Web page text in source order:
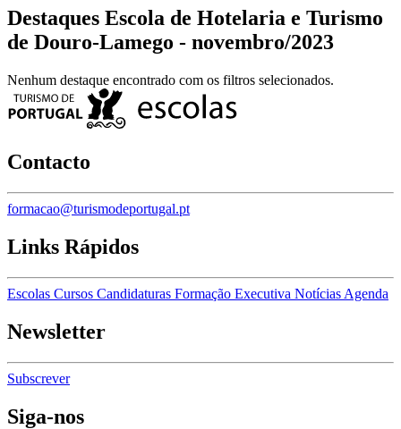
Destaques Escola de Hotelaria e Turismo
de Douro-Lamego - novembro/2023
Nenhum destaque encontrado com os filtros selecionados.
Contacto
formacao@turismodeportugal.pt
Links Rápidos
Escolas Cursos Candidaturas Formação Executiva Notícias Agenda
Newsletter
Subscrever
Siga-nos